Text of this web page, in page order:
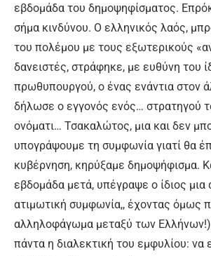
εβδομάδα του δημοψηφίσματος.
σήμα κινδύνου. Ο ελληνικός λαός,
του πολέμου με τους εξωτερικούς
δανειστές, στράφηκε, με ευθύνη του
πρωθυπουργού, ο ένας ενάντια στον
δήλωσε ο εγγονός ενός… στρατηγού
ονόματι… Τσακαλώτος, μια και δεν
υπογράψουμε τη συμφωνία γιατί θα
κυβέρνηση, κηρύξαμε δημοψήφισμα.
εβδομάδα μετά, υπέγραψε ο ίδιος μια
ατιμωτική συμφωνία,, έχοντας όμως
αλληλοφάγωμα μεταξύ των
πάντα η διαλεκτική του εμφυλίου: να